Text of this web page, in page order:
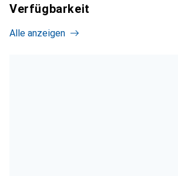
Verfügbarkeit
Alle anzeigen